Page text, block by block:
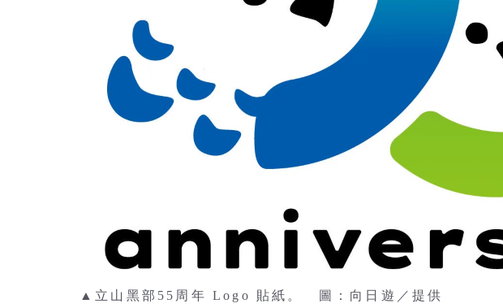
▲立山黑部55周年 Logo 貼紙。 圖：向日遊／提供